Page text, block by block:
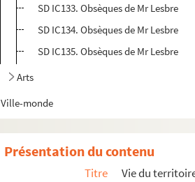
SD IC133. Obsèques de Mr Lesbre
SD IC134. Obsèques de Mr Lesbre
SD IC135. Obsèques de Mr Lesbre
Arts
Ville-monde
Présentation du contenu
Titre
Vie du